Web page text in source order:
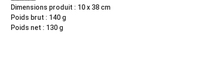
Dimensions produit : 10 x 38 cm
Poids brut : 140 g
Poids net : 130 g